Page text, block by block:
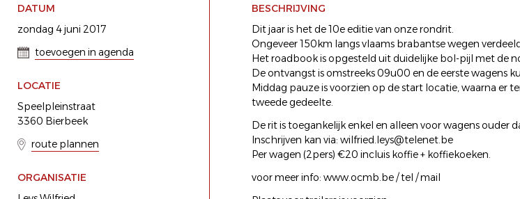
DATUM
zondag 4 juni 2017
toevoegen in agenda
LOCATIE
Speelpleinstraat
3360 Bierbeek
route plannen
ORGANISATIE
BESCHRIJVING
Dit jaar is het de 10e editie van onze rondrit.
Ongeveer 150km langs vlaams brabantse wegen
Het roadbook is opgesteld uit duidelijke bol-pijl met de
De ontvangst is omstreeks 09u00 en de eerste wagens
Middag pauze is voorzien op de start locatie, waarna er
tweede gedeelte.
De rit is toegankelijk enkel en alleen voor wagens ouder
Inschrijven kan via: wilfried.leys@telenet.be
Per wagen (2pers) €20 incluis koffie + koffiekoeken.
voor meer info: www.ocmb.be / tel / mail